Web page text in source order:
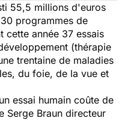
55,5 millions d'euros
programmes de
cette année 37 essais
(thérapie
trentaine de maladies
du foie, de la vue et
essai humain coûte de
Serge Braun directeur